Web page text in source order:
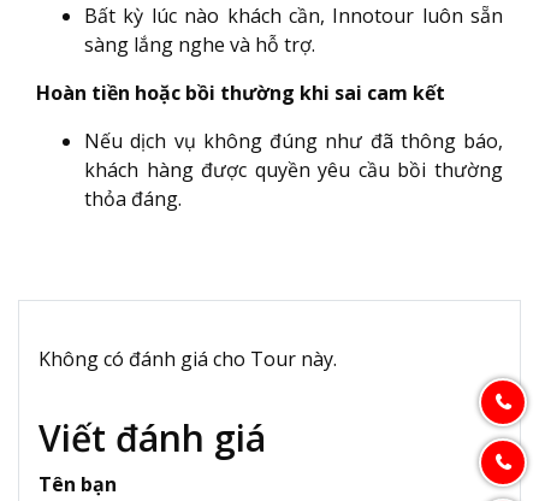
Bất kỳ lúc nào khách cần, Innotour luôn sẵn
sàng lắng nghe và hỗ trợ.
Hoàn tiền hoặc bồi thường khi sai cam kết
Nếu dịch vụ không đúng như đã thông báo,
khách hàng được quyền yêu cầu bồi thường
thỏa đáng.
Không có đánh giá cho Tour này.
Viết đánh giá
Tên bạn